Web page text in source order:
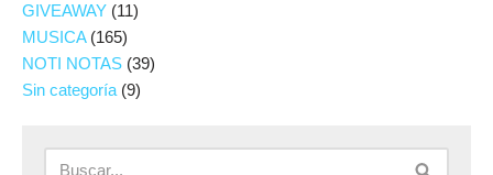
GIVEAWAY (11)
MUSICA(165)
NOTI NOTAS (39)
Sin categoría (9)